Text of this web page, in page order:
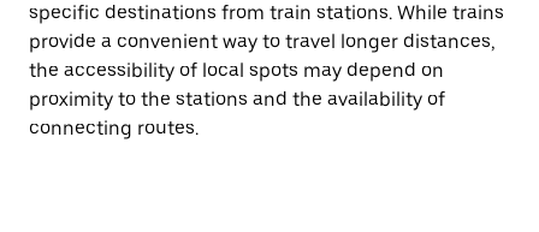
specific destinations from train stations. While trains
provide a convenient way to travel longer distances,
the accessibility of local spots may depend on
proximity to the stations and the availability of
connecting routes.